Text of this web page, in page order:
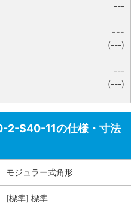
---
---
(---)
---
(---)
S40-11の仕様・寸法
モジュラー式角形
[標準] 標準